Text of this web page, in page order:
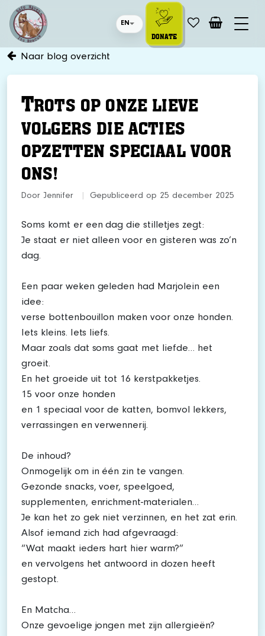
EN
DONATE
Naar blog overzicht
TROTS OP ONZE LIEVE
VOLGERS DIE ACTIES
OPZETTEN SPECIAAL VOOR
ONS!
Door Jennifer Gepubliceerd op 25 december 2025
Soms komt er een dag die stilletjes zegt:
Je staat er niet alleen voor en gisteren was zo’n
dag.
Een paar weken geleden had Marjolein een
idee:
verse bottenbouillon maken voor onze honden.
Iets kleins. Iets liefs.
Maar zoals dat soms gaat met liefde… het
groeit.
En het groeide uit tot 16 kerstpakketjes.
15 voor onze honden
en 1 speciaal voor de katten, bomvol lekkers,
verrassingen en verwennerij.
De inhoud?
Onmogelijk om in één zin te vangen.
Gezonde snacks, voer, speelgoed,
supplementen, enrichment-materialen…
Je kan het zo gek niet verzinnen, en het zat erin.
Alsof iemand zich had afgevraagd:
“Wat maakt ieders hart hier warm?”
en vervolgens het antwoord in dozen heeft
gestopt.
En Matcha…
Onze gevoelige jongen met zijn allergieën?